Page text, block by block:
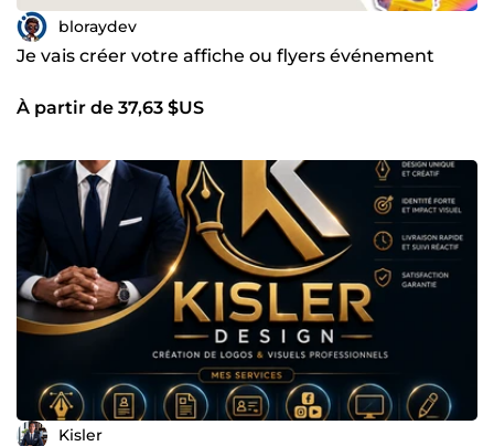
bloraydev
Je vais créer votre affiche ou flyers événement
À partir de 37,63 $US
Kisler